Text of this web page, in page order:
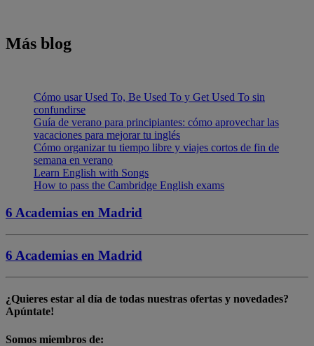
Más blog
Cómo usar Used To, Be Used To y Get Used To sin
confundirse
Guía de verano para principiantes: cómo aprovechar las
vacaciones para mejorar tu inglés
Cómo organizar tu tiempo libre y viajes cortos de fin de
semana en verano
Learn English with Songs
How to pass the Cambridge English exams
6 Academias en Madrid
6 Academias en Madrid
¿Quieres estar al día de todas nuestras ofertas y novedades?
Apúntate!
Somos miembros de: